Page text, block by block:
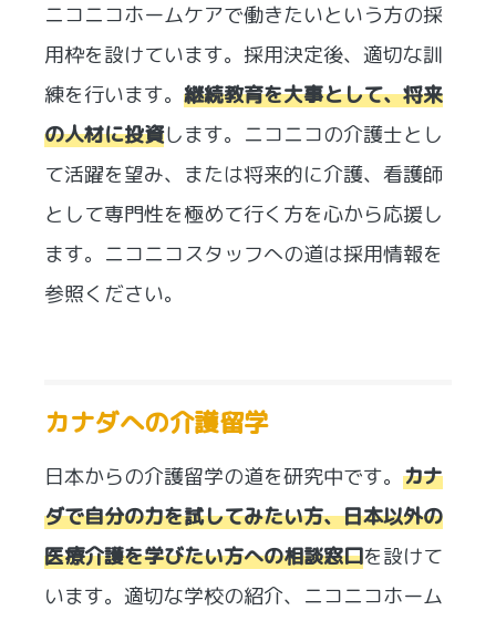
ニコニコホームケアで働きたいという方の採
用枠を設けています。採用決定後、適切な訓
練を行います。 継続教育を大事として、将来
の人材に投資します。ニコニコの介護士とし
て活躍を望み、または将来的に介護、看護師
として専門性を極めて行く方を心から応援し
ます。ニコニコスタッフへの道は採用情報を
参照ください。
カナダへの介護留学
日本からの介護留学の道を研究中です。 カナ
ダで自分の力を試してみたい方、日本以外の
医療介護を学びたい方への相談窓口を設けて
います。適切な学校の紹介、ニコニコホーム